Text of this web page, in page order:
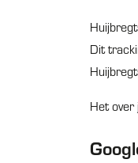
Dit
Het over